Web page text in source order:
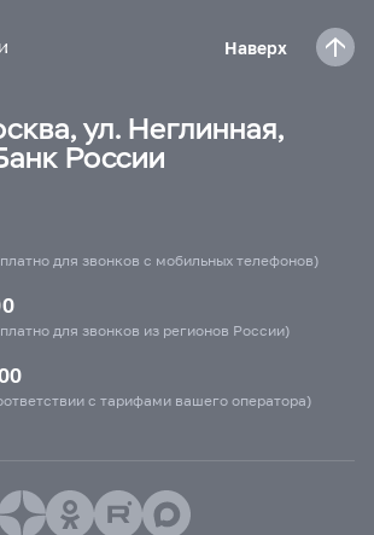
Наверх
ул. Неглинная,
России
для звонков с мобильных телефонов)
для звонков из регионов России)
с тарифами вашего оператора)